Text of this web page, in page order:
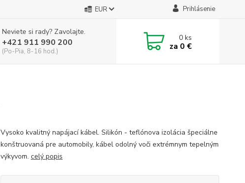
EUR Prihlásenie
Neviete si rady? Zavolajte.
+421 911 990 200
(Po-Pia, 8-16 hod.)
0ks
za 0 €
Vysoko kvalitný napájací kábel. Silikón - teflónova izolácia špeciálne
konštruovaná pre automobily, kábel odolný voči extrémnym tepelným
výkyvom. celý popis